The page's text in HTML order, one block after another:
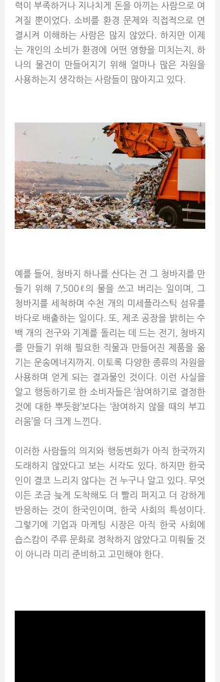
력이 부족하거나 지나치게 돈을 아끼는 사람으로 여
겨질 뿐이었다. 소비를 환경 문제와 직접적으로 연
결시켜 이해하는 사람은 많지 않았다. 하지만 이제
는 개인의 소비가 환경에 어떤 영향을 미치는지, 하
나의 물건이 만들어지기 위해 얼마나 많은 자원을
사용하는지 생각하는 사람들이 많아지고 있다.
예를 들어, 청바지 하나를 산다는 건 그 청바지를 만
들기 위해 7,500ℓ의 물을 쓰고 버리는 일이며, 그
청바지를 세척하며 수천 개의 미세플라스틱 섬유를
바다로 배출하는 일이다. 또, 제조 공장을 밝히는 수
백 개의 전구와 기계를 돌리는 데 드는 전기, 청바지
를 만들기 위해 필요한 직물과 만들어진 제품을 옮
기는 운송에너지까지. 이토록 다양한 종류의 자원을
사용하며 얻게 되는 결과물인 것이다. 이런 사실을
알고 행동하기로 한 소비자들은 ‘참여하기로 결정한
것에 대한 뿌듯함’보다는 ‘참여하지 않을 때의 부끄
러움’을 더 크게 느낀다.
이러한 사람들의 의지와 행동변화가 아직 한국까지
도래하지 않았다고 보는 시각도 있다. 하지만 한국
인이 결코 느리지 않다는 건 누구나 알고 있다. 무엇
이든 조금 늦게 도착해도 더 빨리 퍼지고 더 강하게
반응하는 것이 한국인이며, 한국 사회의 특성이다.
그렇기에 기업과 마케팅 시장은 아직 한국 사회에
숍스캄이 주류 문화로 정착하지 않았다고 미뤄둘 것
이 아니라 미리 준비하고 고민해야 한다.